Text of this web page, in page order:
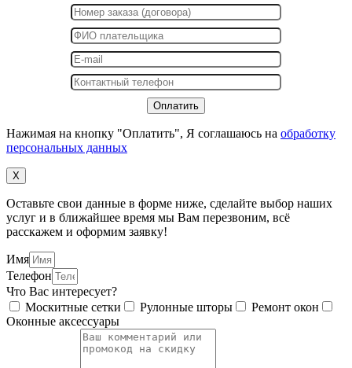
Нажимая на кнопку "Оплатить", Я соглашаюсь на обработку
персональных данных
X
Оставьте свои данные в форме ниже, сделайте выбор наших
услуг и в ближайшее время мы Вам перезвоним, всё
расскажем и оформим заявку!
Имя
Телефон
Что Вас интересует?
Москитные сетки
Рулонные шторы
Ремонт окон
Оконные аксессуары